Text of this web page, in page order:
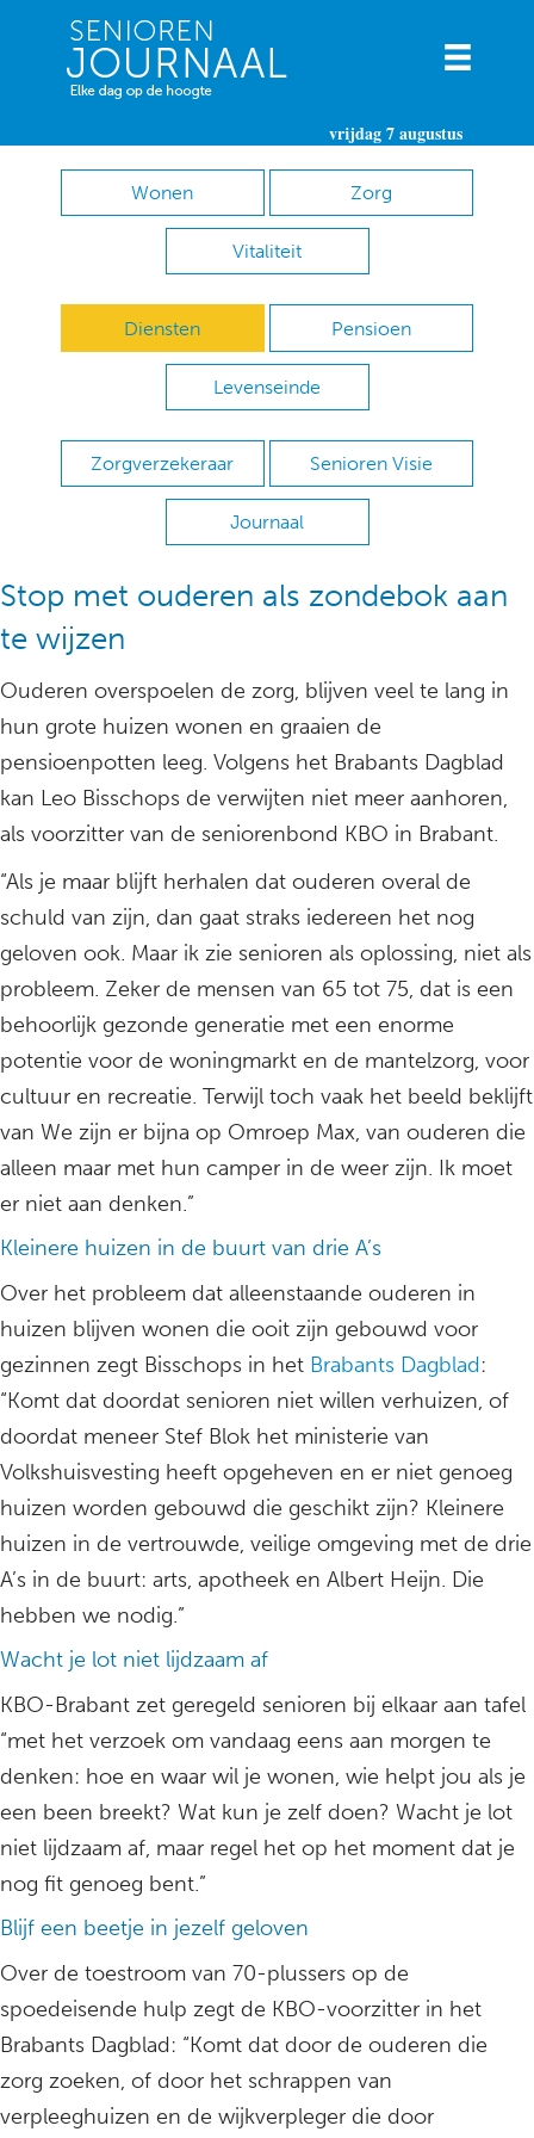
vrijdag 7 augustus
Wonen Zorg
Vitaliteit
Diensten Pensioen
Levenseinde
Zorgverzekeraar Senioren Visie
Journaal
Stop met ouderen als zondebok aan
te wijzen
Ouderen overspoelen de zorg, blijven veel te lang in
hun grote huizen wonen en graaien de
pensioenpotten leeg. Volgens het Brabants Dagblad
kan Leo Bisschops de verwijten niet meer aanhoren,
als voorzitter van de seniorenbond KBO in Brabant.
“Als je maar blijft herhalen dat ouderen overal de
schuld van zijn, dan gaat straks iedereen het nog
geloven ook. Maar ik zie senioren als oplossing, niet als
probleem. Zeker de mensen van 65 tot 75, dat is een
behoorlijk gezonde generatie met een enorme
potentie voor de woningmarkt en de mantelzorg, voor
cultuur en recreatie. Terwijl toch vaak het beeld beklijft
van We zijn er bijna op Omroep Max, van ouderen die
alleen maar met hun camper in de weer zijn. Ik moet
er niet aan denken.”
Kleinere huizen in de buurt van drie A’s
Over het probleem dat alleenstaande ouderen in
huizen blijven wonen die ooit zijn gebouwd voor
gezinnen zegt Bisschops in het Brabants Dagblad:
“Komt dat doordat senioren niet willen verhuizen, of
doordat meneer Stef Blok het ministerie van
Volkshuisvesting heeft opgeheven en er niet genoeg
huizen worden gebouwd die geschikt zijn? Kleinere
huizen in de vertrouwde, veilige omgeving met de drie
A’s in de buurt: arts, apotheek en Albert Heijn. Die
hebben we nodig.”
Wacht je lot niet lijdzaam af
KBO-Brabant zet geregeld senioren bij elkaar aan tafel
“met het verzoek om vandaag eens aan morgen te
denken: hoe en waar wil je wonen, wie helpt jou als je
een been breekt? Wat kun je zelf doen? Wacht je lot
niet lijdzaam af, maar regel het op het moment dat je
nog fit genoeg bent.”
Blijf een beetje in jezelf geloven
Over de toestroom van 70-plussers op de
spoedeisende hulp zegt de KBO-voorzitter in het
Brabants Dagblad: “Komt dat door de ouderen die
zorg zoeken, of door het schrappen van
verpleeghuizen en de wijkverpleger die door